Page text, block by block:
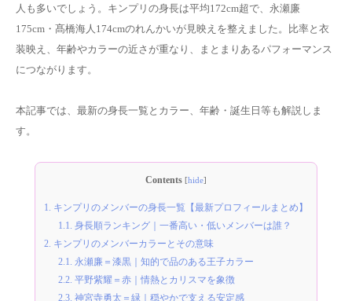
人も多いでしょう。キンプリの身長は平均172cm超で、永瀬廉
175cm・髙橋海人174cmのれんかいが見映えを整えました。比率と衣
装映え、年齢やカラーの近さが重なり、まとまりあるパフォーマンス
につながります。
本記事では、最新の身長一覧とカラー、年齢・誕生日等も解説しま
す。
Contents [hide]
1. キンプリのメンバーの身長一覧【最新プロフィールまとめ】
1.1. 身長順ランキング｜一番高い・低いメンバーは誰？
2. キンプリのメンバーカラーとその意味
2.1. 永瀬廉＝漆黒｜知的で品のある王子カラー
2.2. 平野紫耀＝赤｜情熱とカリスマを象徴
2.3. 神宮寺勇太＝緑｜穏やかで支える安定感